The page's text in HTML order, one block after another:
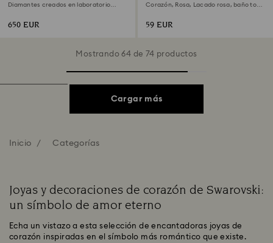
Diamantes creados en laboratorio
650 EUR
Corazón, Rosa, Lacado rosa, baño tono
59 EUR
Mostrando 64 de 74 productos
Cargar más
Inicio Categorías
Joyas y decoraciones de corazón de Swarovski:
un símbolo de amor eterno
Echa un vistazo a esta selección de encantadoras joyas de
corazón inspiradas en el símbolo más romántico que existe.